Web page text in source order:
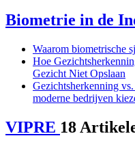
Biometrie in de
Waarom biometrische
Hoe
Gezicht Niet Opslaan
Gezichtsherkenning
moderne bedrijven
VIPRE 18